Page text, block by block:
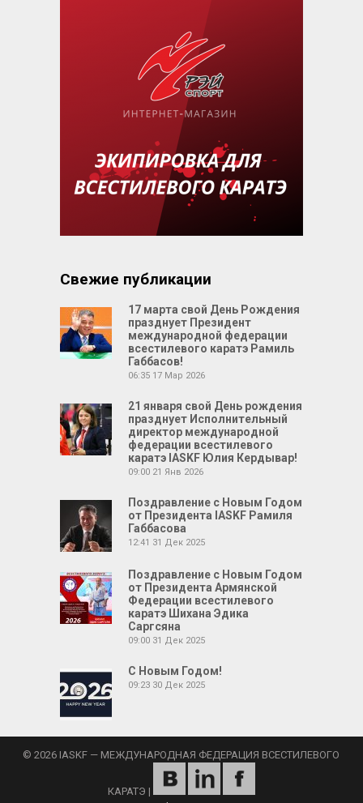
Свежие публикации
17 марта свой День Рождения
празднует Президент
международной федерации
всестилевого каратэ Рамиль
Габбасов!
06:35 17 Мар 2026
21 января свой День рождения
празднует Исполнительный
директор международной
федерации всестилевого
каратэ IASKF Юлия Кердывар!
09:00 21 Янв 2026
Поздравление с Новым Годом
от Президента IASKF Рамиля
Габбасова
12:41 31 Дек 2025
Поздравление с Новым Годом
от Президента Армянской
Федерации всестилевого
каратэ Шихана Эдика
Саргсяна
09:00 31 Дек 2025
С Новым Годом!
09:23 30 Дек 2025
© 2026 IASKF — МЕЖДУНАРОДНАЯ ФЕДЕРАЦИЯ ВСЕСТИЛЕВОГО
КАРАТЭ |